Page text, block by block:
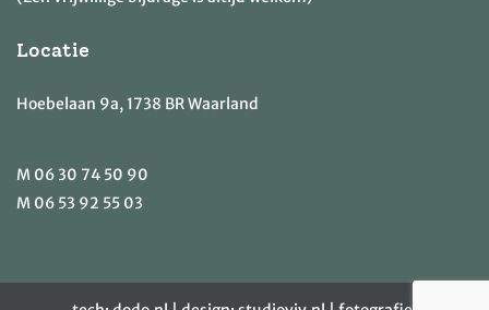
Locatie
Hoebelaan 9a, 1738 BR Waarland
M 06 30 74 50 90
M 06 53 92 55 03